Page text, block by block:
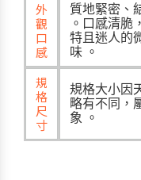
外
觀
口
感
質地緊密、
。口感清脆
特且迷人的
味 。
規
格
尺
寸
規格大小因
略有不同，
象
。